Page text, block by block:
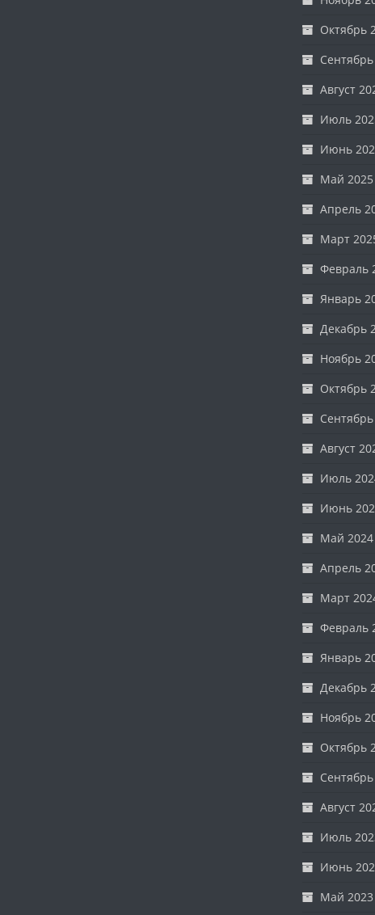
Октябрь
Август
Июль
Июнь
Май 2025
Апрель
Март
Февраль
Январь
Декабрь
Ноябрь
Октябрь
Август
Июль
Июнь
Май 2024
Апрель
Март
Февраль
Январь
Декабрь
Ноябрь
Октябрь
Август
Июль
Июнь
Май 2023